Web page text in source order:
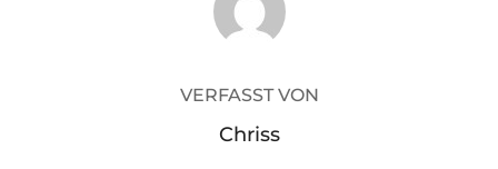
VERFASST VON
Chriss